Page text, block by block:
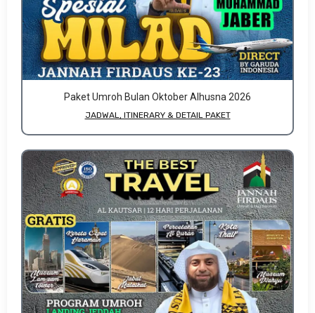
Paket Umroh Bulan Oktober Alhusna 2026
JADWAL, ITINERARY & DETAIL PAKET